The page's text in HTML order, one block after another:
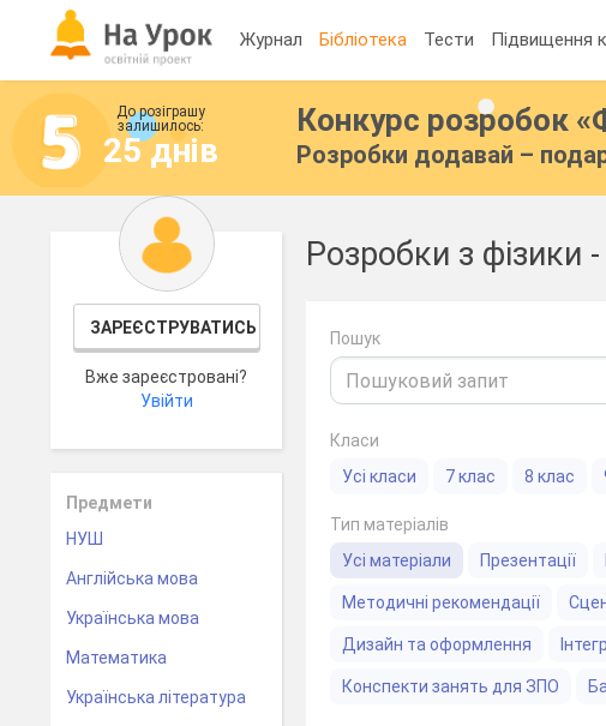
Журнал Бібліотека Тести Підвищення
До розіграшу
залишилось:
25 днів
Конкурс розробок
Розробки додавай –
ЗАРЕЄСТРУВАТИСЬ
Вже зареєстровані?
Увійти
Предмети
НУШ
Англійська мова
Українська мова
Математика
Українська література
Розробки з фізики
Пошук
Класи
Усі класи
7 клас 8 клас
Тип матеріалів
Усі матеріали
Презентації
Методичні рекомендації
Дизайн та оформлення
Конспекти занять для ЗПО